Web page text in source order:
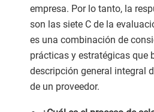
empresa. Por lo tanto, la
son las siete C de la
es una combinación de
prácticas y estratégicas que
descripción general integral
de un proveedor.